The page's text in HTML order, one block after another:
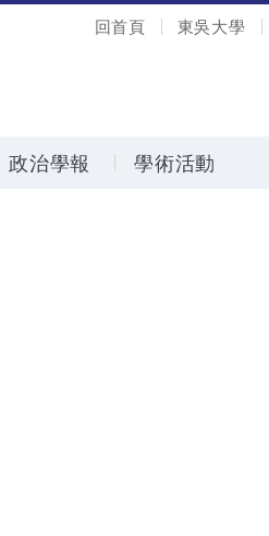
回首頁 東吳大學
政治學報 學術活動